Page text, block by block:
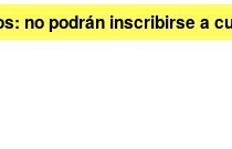
no podrán inscribirse a